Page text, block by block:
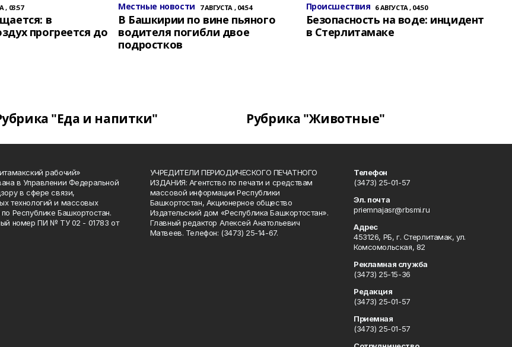
, 03:57
в
прогреется до
Местные новости 7 АВГУСТА , 04:54
В Башкирии по вине пьяного
водителя погибли двое
подростков
Происшествия 6 АВГУСТА , 04:50
Безопасность на воде: инцидент
в Стерлитамаке
"Еда и напитки" Рубрика "Животные"
рабочий»
в Управлении Федеральной
в сфере связи,
технологий и массовых
Республике Башкортостан.
номер ПИ № ТУ 02 - 01783 от
УЧРЕДИТЕЛИ ПЕРИОДИЧЕСКОГО ПЕЧАТНОГО
ИЗДАНИЯ: Агентство по печати и средствам
массовой информации Республики
Башкортостан, Акционерное общество
Издательский дом «Республика Башкортостан».
Главный редактор Алексей Анатольевич
Матвеев. Телефон: (3473) 25-14-67.
Телефон
(3473) 25-01-57
Эл. почта
priemnajasr@rbsmi.ru
Адрес
453126, РБ, г. Стерлитамак, ул.
Комсомольская, 82
Рекламная служба
(3473) 25-15-36
Редакция
(3473) 25-01-57
Приемная
(3473) 25-01-57